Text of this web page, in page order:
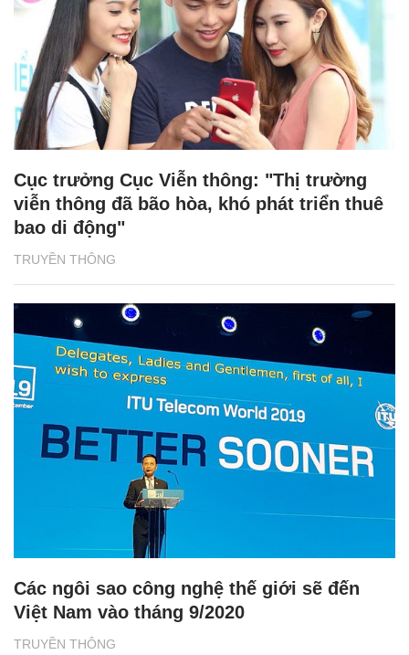
TRUYỀN THÔNG
Cục trưởng Cục Viễn thông: "Thị trường
viễn thông đã bão hòa, khó phát triển thuê
bao di động"
TRUYỀN THÔNG
Các ngôi sao công nghệ thế giới sẽ đến
Việt Nam vào tháng 9/2020